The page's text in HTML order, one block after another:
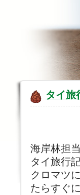
タイ
海岸林担
タイ旅行
クロマツ
たらすぐ